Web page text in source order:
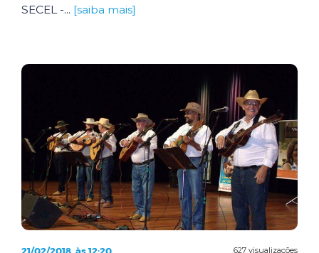
SECEL -... [saiba mais]
627 visualizações
21/02/2018, às 12:20